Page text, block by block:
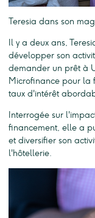
Teresia dans son
Il y a deux ans,
développer son
demander un prêt à
Microfinance pour la
taux d'intérêt
Interrogée sur
financement, elle a
et diversifier son
l'hôtellerie.